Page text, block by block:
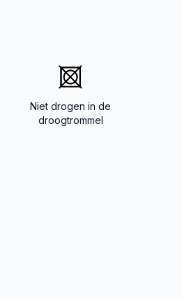
Niet drogen in de
droogtrommel